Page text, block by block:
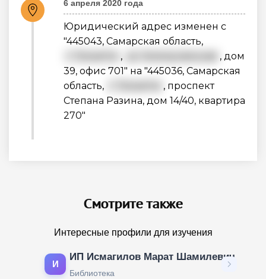
6 апреля 2020 года
Юридический адрес изменен с
"445043, Самарская область,
,
, дом
39, офис 701" на "445036, Самарская
область,
, проспект
Степана Разина, дом 14/40, квартира
270"
Смотрите также
Интересные профили для изучения
И
ИП Исмагилов Марат Шамилевич
Библиотека